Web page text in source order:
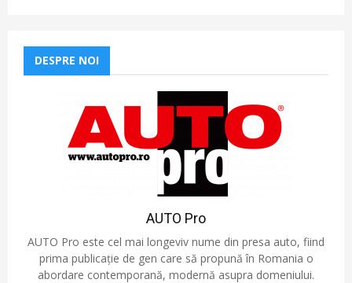
DESPRE NOI
AUTO Pro
AUTO Pro este cel mai longeviv nume din presa auto, fiind
prima publicație de gen care să propună în Romania o
abordare contemporană, modernă asupra domeniului.